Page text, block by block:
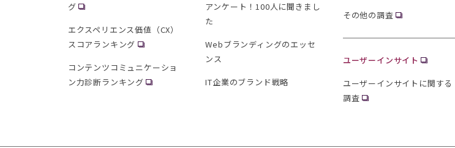
グ
エクスペリエンス価値（CX）
スコアランキング
コンテンツコミュニケーショ
ン力診断ランキング
アンケート！100人に聞きまし
た
Webブランディングのエッセ
ンス
IT企業のブランド戦略
その他の調査
ユーザーインサイト
ユーザーインサイトに関する
調査